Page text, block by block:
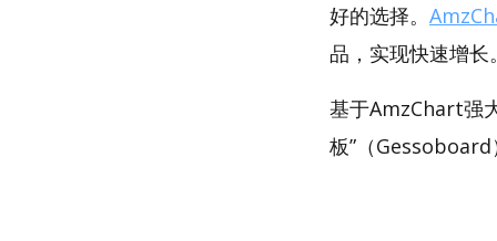
好的选择。
品，实现快速增长
基于AmzChart强
板”（